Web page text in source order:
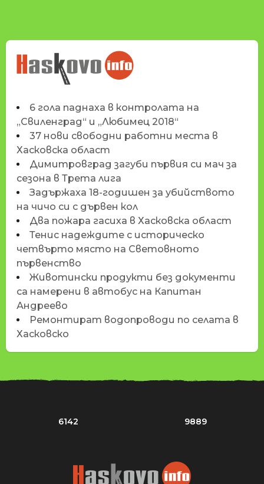
НОВИНИТЕ НА
HASKOVO.INFO
6 гола паднаха в контролата на
„Свиленград“ и „Любимец 2018“
37 нови свободни работни места в
Хасковска област
Димитровград загуби първия си мач за
сезона в Трета лига
Задържаха 18-годишен за убийството
на чичо си с дървен кол
Два пожара гасиха в Хасковска област
Тенис надеждите с историческо
четвърто място на Световното
първенство
Животински продукти без документи
са намерени в автобус на Капитан
Андреево
Ремонтират водопроводи по селата в
Хасковско
6142 9889